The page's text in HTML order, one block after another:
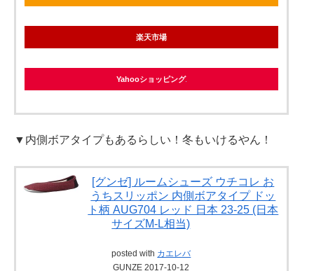
楽天市場
Yahooショッピング
▼内側ボアタイプもあるらしい！冬もいけるやん！
[グンゼ] ルームシューズ ウチコレ お
うちスリッポン 内側ボアタイプ ドッ
ト柄 AUG704 レッド 日本 23-25 (日本
サイズM-L相当)
posted with カエレバ
GUNZE 2017-10-12